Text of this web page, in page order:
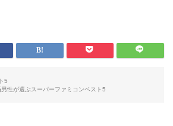
5
男性が選ぶスーパーファミコンベスト5